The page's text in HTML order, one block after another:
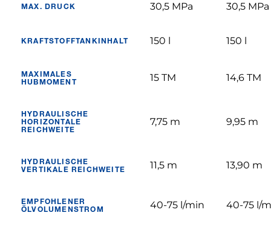
MAX. DRUCK 30,5 MPa 30,5 MPa
KRAFTSTOFFTANKINHALT 150 l 150 l
MAXIMALES
HUBMOMENT
15 TM 14,6 TM
HYDRAULISCHE
HORIZONTALE
REICHWEITE
7,75 m 9,95 m
HYDRAULISCHE
VERTIKALE REICHWEITE
11,5 m 13,90 m
EMPFOHLENER
ÖLVOLUMENSTROM
40-75 l/min 40-75 l/